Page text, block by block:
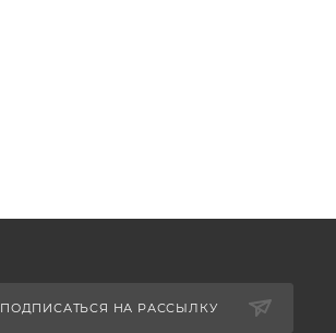
ПОДПИСАТЬСЯ НА РАССЫЛКУ